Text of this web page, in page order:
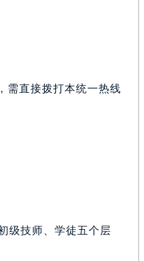
需直接拨打本统一热线
级技师、学徒五个层